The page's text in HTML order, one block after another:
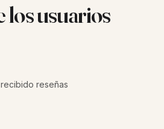
los usuarios
reseñas